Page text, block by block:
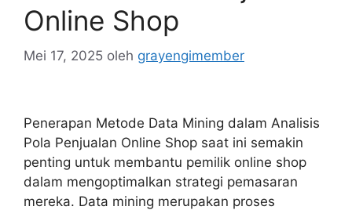
Online Shop
Mei 17, 2025 oleh grayengimember
Penerapan Metode Data Mining dalam Analisis
Pola Penjualan Online Shop saat ini semakin
penting untuk membantu pemilik online shop
dalam mengoptimalkan strategi pemasaran
mereka. Data mining merupakan proses